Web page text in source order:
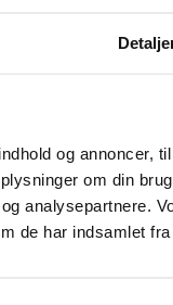
og annoncer,
om din
analysepartnere.
de har indsamlet
i Tønder. Så hjælper